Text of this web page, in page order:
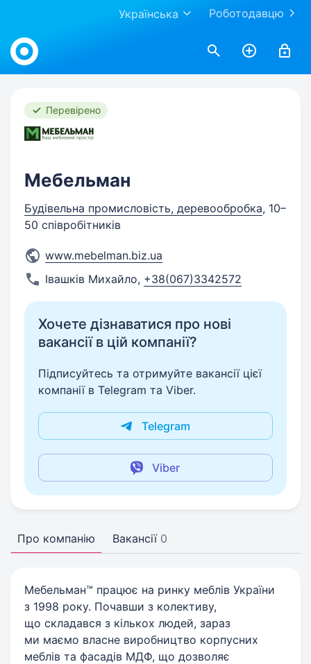
Роботодавцю
Українська
Work.ua
Перевірено
Мебельман
Будівельна промисловість, деревообробка, 10–
50 співробітників
www.mebelman.biz.ua
Івашків Михайло, +38(067)3342572
Хочете дізнаватися про нові
вакансії в цій компанії?
Підписуйтесь та отримуйте вакансії цієї
компанії в Telegram та Viber.
Telegram
Viber
Про компанію Вакансії 0
Мебельман™ працює на ринку меблів України
з 1998 року. Почавши з колективу,
що складався з кількох людей, зараз
ми маємо власне виробництво корпусних
меблів та фасадів МДФ, що дозволяє